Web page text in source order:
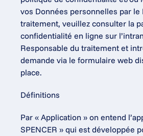
vos Données personnelles par le
traitement, veuillez consulter la
confidentialité en ligne sur
Responsable du traitement et
demande via le formulaire web
place.
Définitions
Par « Application » on entend
SPENCER » qui est développée